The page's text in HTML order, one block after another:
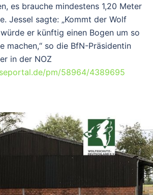
es brauche mindestens 1,20 Meter
Jessel sagte: „Kommt der Wolf
er künftig einen Bogen um so
machen,“ so die BfN-Präsidentin
in der NOZ
pm/58964/4389695